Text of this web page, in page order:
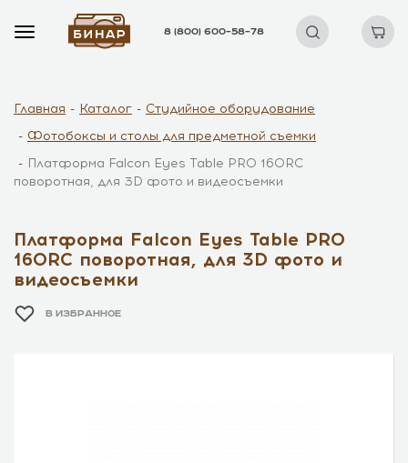
8 (800) 600–58–78
Главная Каталог
Студийное оборудование
Фотобоксы и столы для предметной съемки
Платформа Falcon Eyes Table PRO 160RC
поворотная, для 3D фото и видеосъемки
Платформа Falcon Eyes Table PRO
160RC поворотная, для 3D фото и
видеосъемки
В ИЗБРАННОЕ